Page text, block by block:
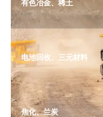
有色冶金、稀土
电池回收、三元材料
焦化、兰炭